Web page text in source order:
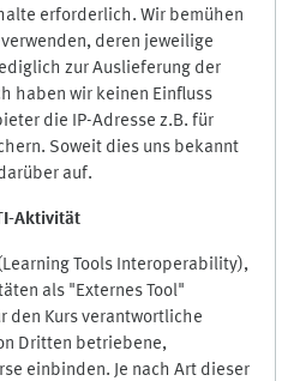
erforderlich. Wir bemühen
deren jeweilige
zur Auslieferung der
haben wir keinen Einfluss
die IP-Adresse z.B. für
Soweit dies uns bekannt
auf.
-Aktivität
Tools Interoperability),
als "Externes Tool"
den Kurs verantwortliche
Dritten betriebene,
einbinden. Je nach Art dieser